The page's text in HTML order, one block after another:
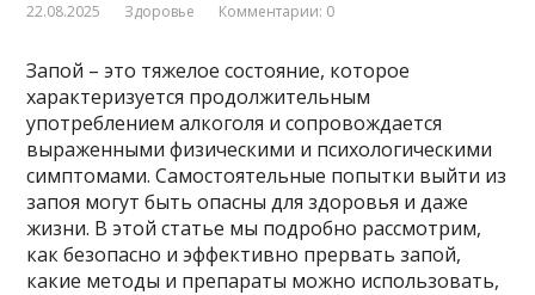
22.08.2025 Здоровье Комментарии: 0
Запой – это тяжелое состояние, которое
характеризуется продолжительным
употреблением алкоголя и сопровождается
выраженными физическими и психологическими
симптомами. Самостоятельные попытки выйти из
запоя могут быть опасны для здоровья и даже
жизни. В этой статье мы подробно рассмотрим,
как безопасно и эффективно прервать запой,
какие методы и препараты можно использовать,